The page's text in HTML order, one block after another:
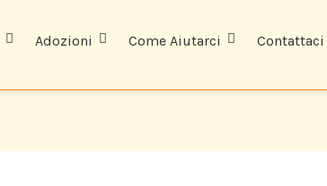
Adozioni Come Aiutarci Contattaci